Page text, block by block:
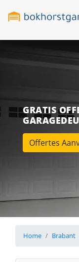
GRATIS
Offertes
Home Brabant